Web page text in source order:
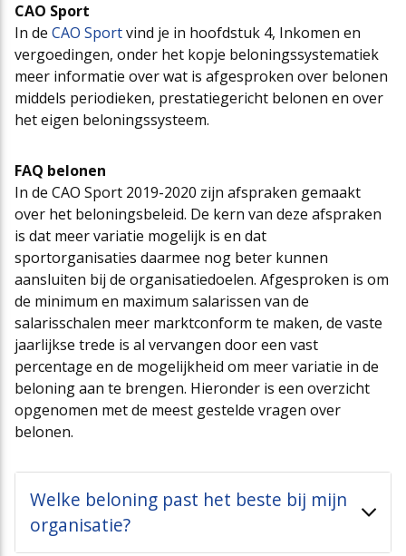
CAO Sport
In de CAO Sportvind je in hoofdstuk 4, Inkomen en
vergoedingen, onder het kopje beloningssystematiek
meer informatie over wat is afgesproken over belonen
middels periodieken, prestatiegericht belonen en over
het eigen beloningssysteem.
FAQ belonen
In de CAO Sport 2019-2020 zijn afspraken gemaakt
over het beloningsbeleid. De kern van deze afspraken
is dat meer variatie mogelijk is en dat
sportorganisaties daarmee nog beter kunnen
aansluiten bij de organisatiedoelen. Afgesproken is om
de minimum en maximum salarissen van de
salarisschalen meer marktconform te maken, de vaste
jaarlijkse trede is al vervangen door een vast
percentage en de mogelijkheid om meer variatie in de
beloning aan te brengen. Hieronder is een overzicht
opgenomen met de meest gestelde vragen over
belonen.
Welke beloning past het beste bij mijn
organisatie?